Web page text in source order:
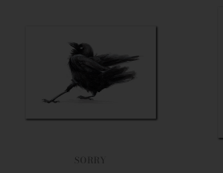
SORRY